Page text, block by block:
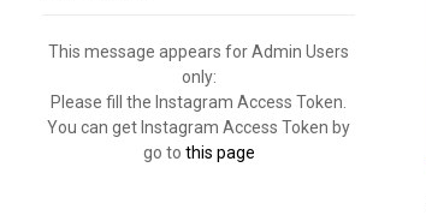
This message appears for Admin Users
only:
Please fill the Instagram Access Token.
You can get Instagram Access Token by
go to this page